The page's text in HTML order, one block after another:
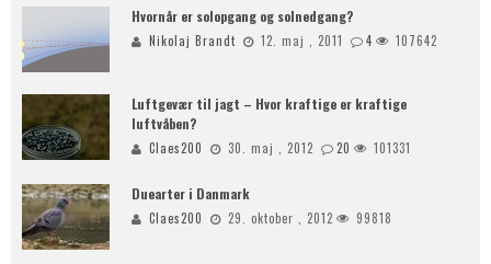
Hvornår er solopgang og solnedgang?
Nikolaj Brandt 12. maj , 2011 4 107642
Luftgevær til jagt – Hvor kraftige er kraftige
luftvåben?
Claes200 30. maj , 2012 20 101331
Duearter i Danmark
Claes200 29. oktober , 2012 99818